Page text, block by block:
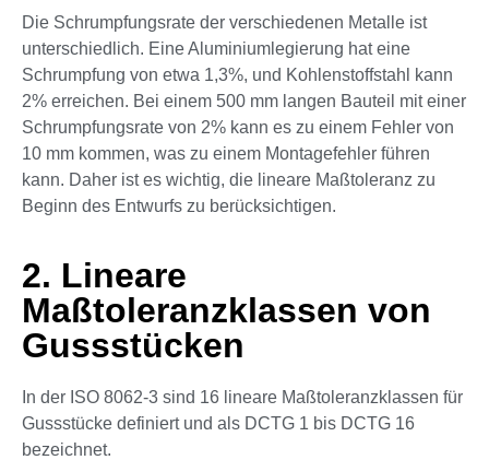
Die Schrumpfungsrate der verschiedenen Metalle ist
unterschiedlich. Eine Aluminiumlegierung hat eine
Schrumpfung von etwa 1,3%, und Kohlenstoffstahl kann
2% erreichen. Bei einem 500 mm langen Bauteil mit einer
Schrumpfungsrate von 2% kann es zu einem Fehler von
10 mm kommen, was zu einem Montagefehler führen
kann. Daher ist es wichtig, die lineare Maßtoleranz zu
Beginn des Entwurfs zu berücksichtigen.
2. Lineare
Maßtoleranzklassen von
Gussstücken
In der ISO 8062-3 sind 16 lineare Maßtoleranzklassen für
Gussstücke definiert und als DCTG 1 bis DCTG 16
bezeichnet.